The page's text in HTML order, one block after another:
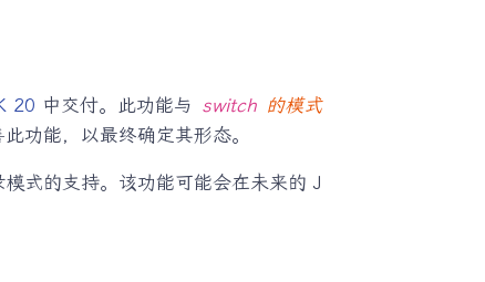
20 中交付。此功能与 switch 的模式
功能，以最终确定其形态。
式的支持。该功能可能会在未来的 J